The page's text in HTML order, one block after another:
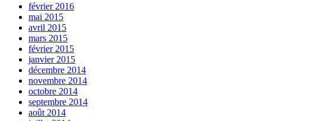
février 2016
mai 2015
avril 2015
mars 2015
février 2015
janvier 2015
décembre 2014
novembre 2014
octobre 2014
septembre 2014
août 2014